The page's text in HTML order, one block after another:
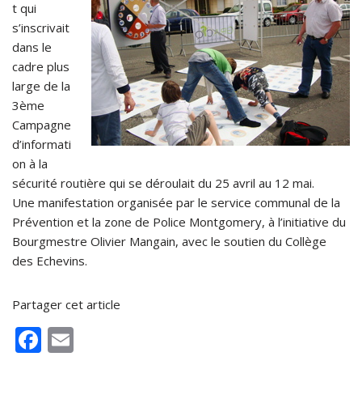
t qui
s’inscrivait
dans le
cadre plus
large de la
3ème
Campagne
d’informati
on à la
sécurité routière qui se déroulait du 25 avril au 12 mai.
Une manifestation organisée par le service communal de la
Prévention et la zone de Police Montgomery, à l’initiative du
Bourgmestre Olivier Mangain, avec le soutien du Collège
des Echevins.
Partager cet article
F